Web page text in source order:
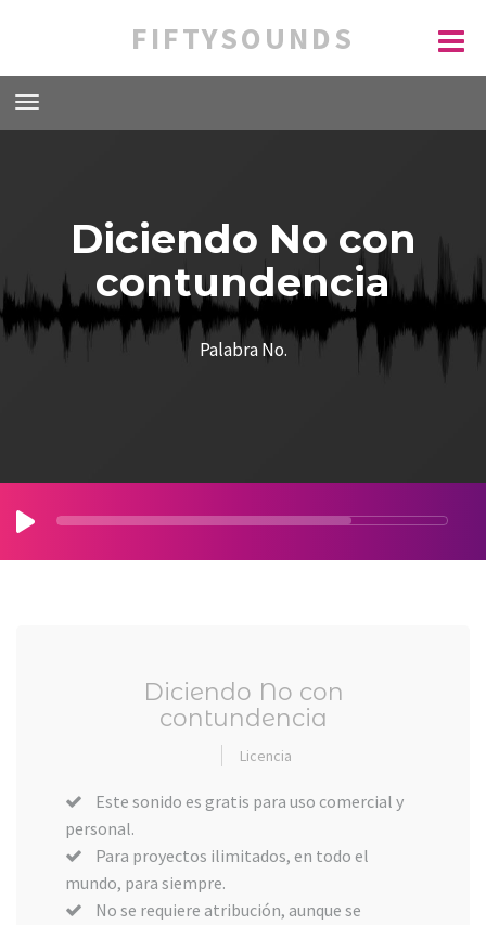
FIFTYSOUNDS
Diciendo No con
contundencia
Palabra No.
Diciendo No con
contundencia
Licencia
Este sonido es gratis para uso comercial y
personal.
Para proyectos ilimitados, en todo el
mundo, para siempre.
No se requiere atribución, aunque se